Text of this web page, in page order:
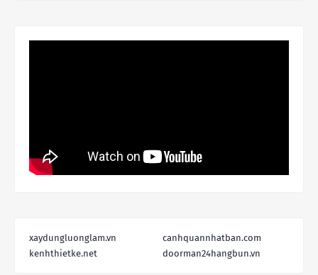
xaydungluonglam.vn
canhquannhatban.com
kenhthietke.net
doorman24hangbun.vn